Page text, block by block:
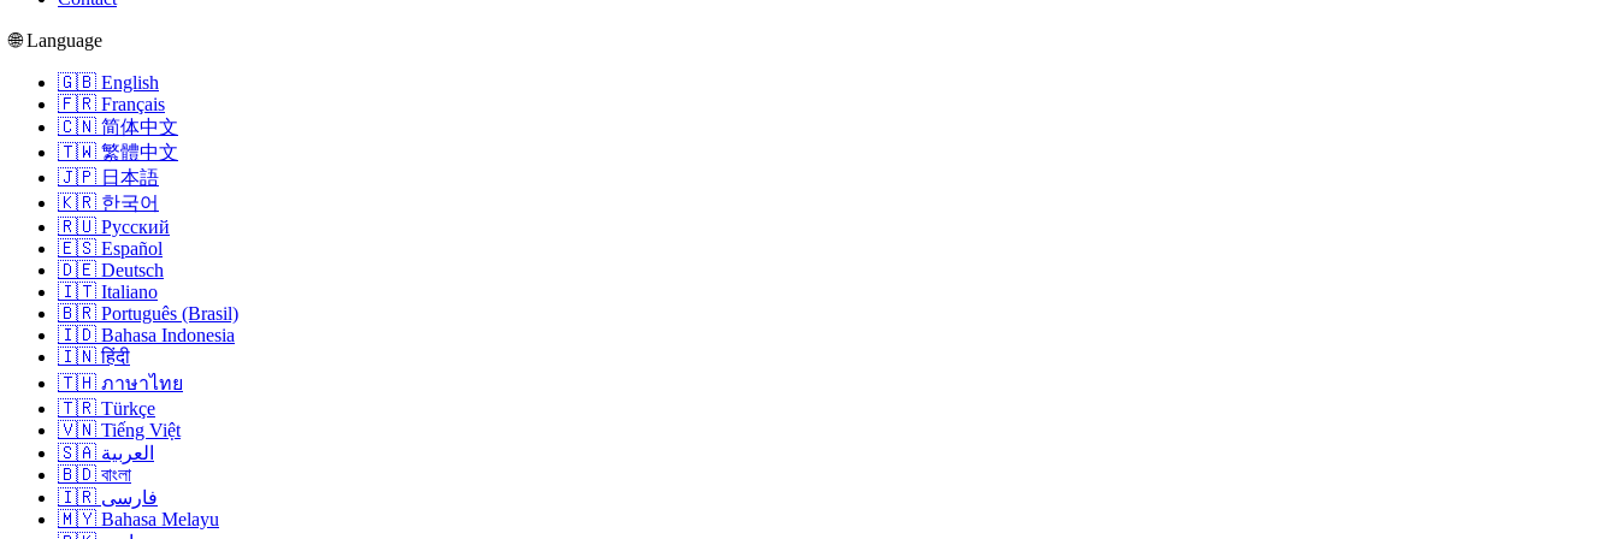
🌐 Language
🇬🇧 English
🇫🇷 Français
🇨🇳 简体中文
🇹🇼 繁體中文
🇯🇵 日本語
🇰🇷 한국어
🇷🇺 Русский
🇪🇸 Español
🇩🇪 Deutsch
🇮🇹 Italiano
🇧🇷 Português (Brasil)
🇮🇩 Bahasa Indonesia
🇮🇳 हिंदी
🇹🇭 ภาษาไทย
🇹🇷 Türkçe
🇻🇳 Tiếng Việt
🇸🇦 العربية
🇧🇩 বাংলা
🇮🇷 فارسی
🇲🇾 Bahasa Melayu